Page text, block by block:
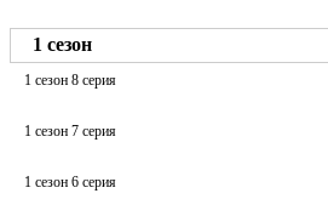
1 сезон
1 сезон 8 серия
1 сезон 7 серия
1 сезон 6 серия